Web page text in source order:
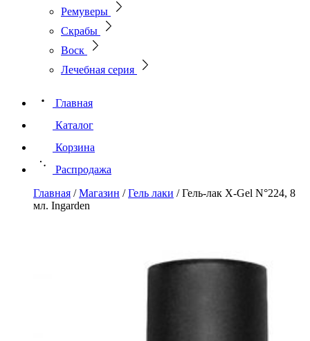
Ремуверы
Скрабы
Воск
Лечебная серия
Главная
Каталог
Корзина
Распродажа
Главная /Магазин /Гель лаки /Гель-лак X-Gel N°224, 8
мл. Ingarden